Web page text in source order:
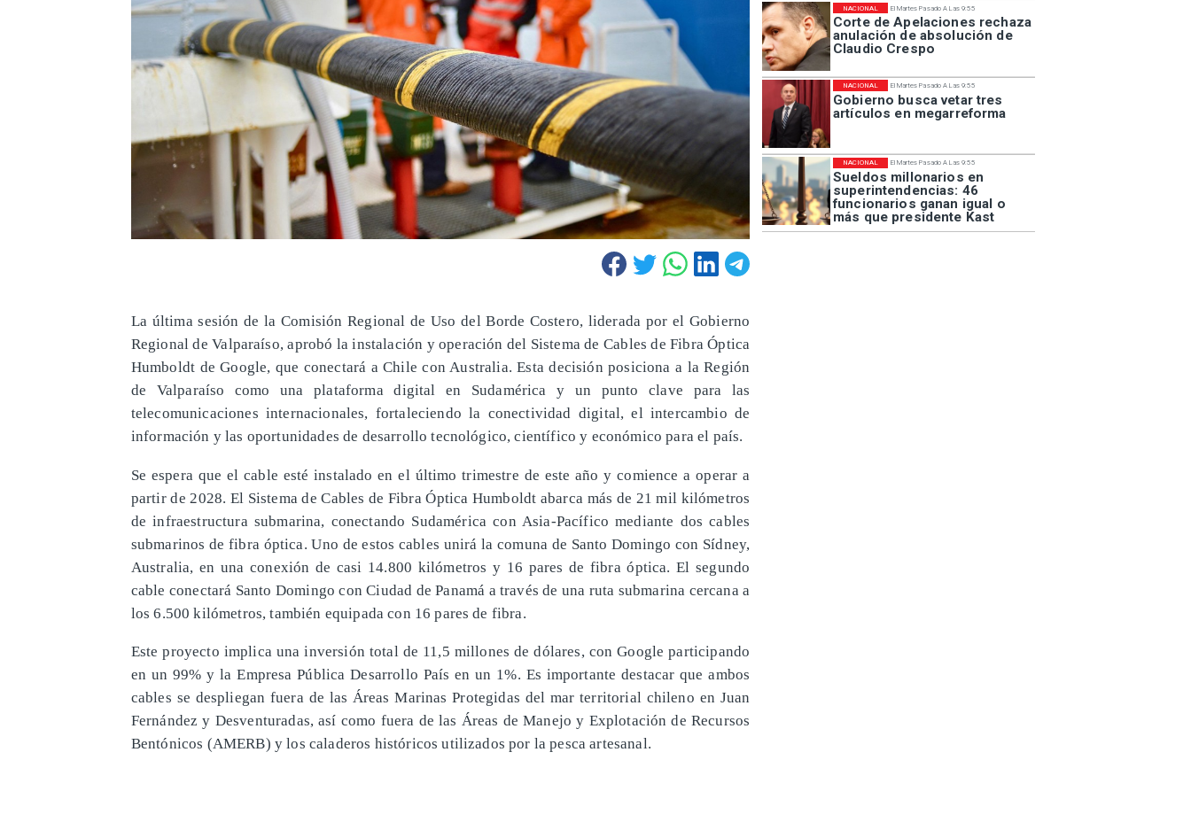
El Martes Pasado A Las 9:55
Corte de Apelaciones rechaza
anulación de absolución de
Claudio Crespo
NACIONAL
El Martes Pasado A Las 9:55
Gobierno busca vetar tres
artículos en megarreforma
NACIONAL
El Martes Pasado A Las 9:55
Sueldos millonarios en
superintendencias: 46
funcionarios ganan igual o
más que presidente Kast
NACIONAL
La última sesión de la Comisión Regional de Uso del Borde Costero, liderada por el Gobierno
Regional de Valparaíso, aprobó la instalación y operación del Sistema de Cables de Fibra Óptica
Humboldt de Google, que conectará a Chile con Australia. Esta decisión posiciona a la Región
de Valparaíso como una plataforma digital en Sudamérica y un punto clave para las
telecomunicaciones internacionales, fortaleciendo la conectividad digital, el intercambio de
información y las oportunidades de desarrollo tecnológico, científico y económico para el país.
Se espera que el cable esté instalado en el último trimestre de este año y comience a operar a
partir de 2028. El Sistema de Cables de Fibra Óptica Humboldt abarca más de 21 mil kilómetros
de infraestructura submarina, conectando Sudamérica con Asia-Pacífico mediante dos cables
submarinos de fibra óptica. Uno de estos cables unirá la comuna de Santo Domingo con Sídney,
Australia, en una conexión de casi 14.800 kilómetros y 16 pares de fibra óptica. El segundo
cable conectará Santo Domingo con Ciudad de Panamá a través de una ruta submarina cercana a
los 6.500 kilómetros, también equipada con 16 pares de fibra.
Este proyecto implica una inversión total de 11,5 millones de dólares, con Google participando
en un 99% y la Empresa Pública Desarrollo País en un 1%. Es importante destacar que ambos
cables se despliegan fuera de las Áreas Marinas Protegidas del mar territorial chileno en Juan
Fernández y Desventuradas, así como fuera de las Áreas de Manejo y Explotación de Recursos
Bentónicos (AMERB) y los caladeros históricos utilizados por la pesca artesanal.